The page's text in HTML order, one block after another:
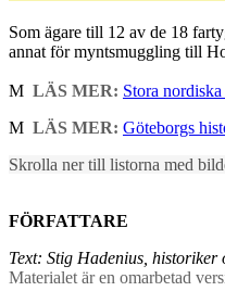
Som ägare till 12 av de 18
annat för myntsmuggling till
M LÄS MER: Stora
M LÄS MER: Göteborgs
Skrolla ner till listorna med
FÖRFATTARE
Text: Stig Hadenius,
Materialet är en omarbetad